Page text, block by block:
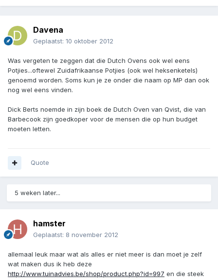
Davena
Geplaatst: 10 oktober 2012
Was vergeten te zeggen dat die Dutch Ovens ook wel eens
Potjies...oftewel Zuidafrikaanse Potjies (ook wel heksenketels)
genoemd worden. Soms kun je ze onder die naam op MP dan ook
nog wel eens vinden.
Dick Berts noemde in zijn boek de Dutch Oven van Qvist, die van
Barbecook zijn goedkoper voor de mensen die op hun budget
moeten letten.
Quote
5 weken later...
hamster
Geplaatst: 8 november 2012
allemaal leuk maar wat als alles er niet meer is dan moet je zelf
wat maken dus ik heb deze
http://www.tuinadvies.be/shop/product.php?id=997 en die steek